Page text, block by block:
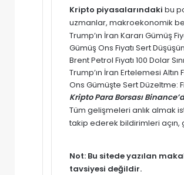
Kripto piyasalarındaki bu
uzmanlar, makroekonomik
Trump’ın İran Kararı Gümüş
Gümüş Ons Fiyatı Sert
Brent Petrol Fiyatı 100 Dolar
Trump’ın İran Ertelemesi
Ons Gümüşte Sert Düzeltme:
Kripto Para Borsası
Tüm gelişmeleri anlık almak
takip ederek bildirimleri
Not: Bu sitede yazılan
tavsiyesi değildir.